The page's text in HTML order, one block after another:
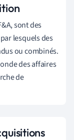
sont des
lesquels des
ou combinés.
des affaires
de